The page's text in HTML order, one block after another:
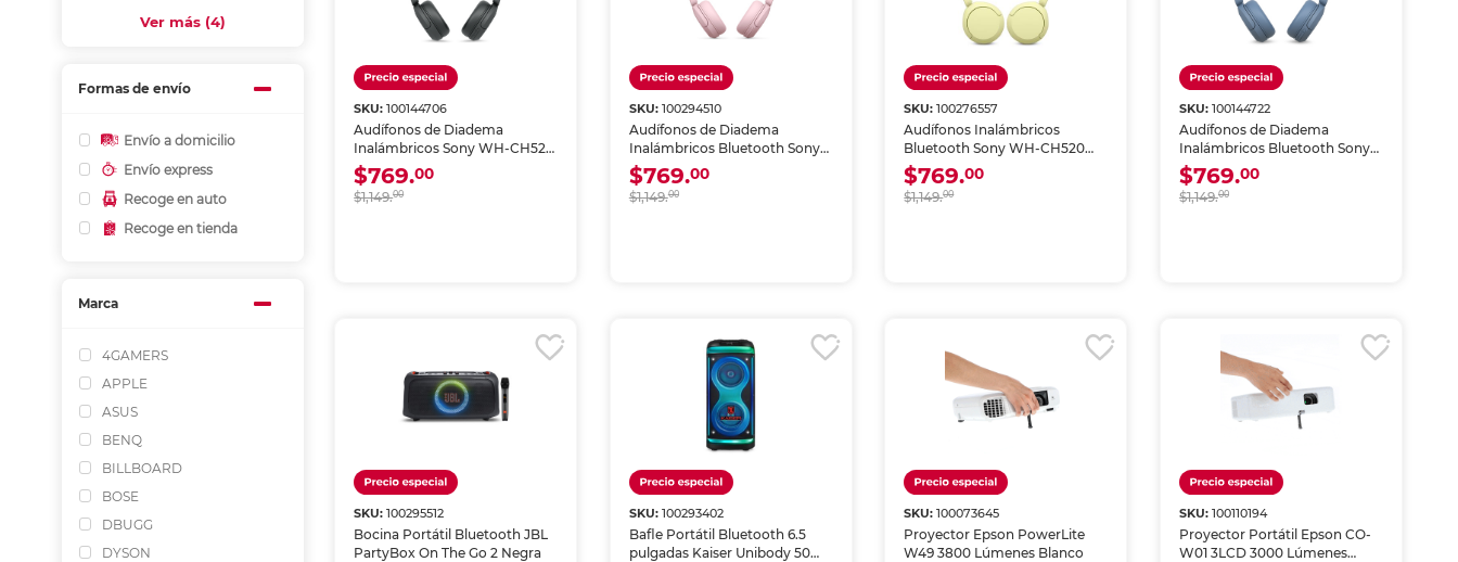
Ver más (4)
Formas de envío
Envío a domicilio
Envío express
Recoge en auto
Recoge en tienda
Marca
4GAMERS
APPLE
ASUS
BENQ
BILLBOARD
BOSE
DBUGG
DYSON
SKU:100144706
Audífonos de Diadema
Inalámbricos Sony WH-CH520
Negro
$769.00
$1,149.00
SKU: 100294510
Audífonos de Diadema
Inalámbricos Bluetooth Sony
WH-CH520 con Sonido DSEE
Rosa
$769.00
$1,149.00
SKU:100276557
Audífonos Inalámbricos
Bluetooth Sony WH-CH520
Amarillo
$769.00
$1,149.00
SKU: 100144722
Audífonos de Diadema
Inalámbricos Bluetooth Sony
WH-CH520 Azul
$769.00
$1,149.00
SKU:100295512
Bocina Portátil Bluetooth JBL
PartyBox On The Go 2 Negra
SKU: 100293402
Bafle Portátil Bluetooth 6.5
pulgadas Kaiser Unibody 50W
SKU:100073645
Proyector Epson PowerLite
W49 3800 Lúmenes Blanco
SKU: 100110194
Proyector Portátil Epson CO-
W01 3LCD 3000 Lúmenes